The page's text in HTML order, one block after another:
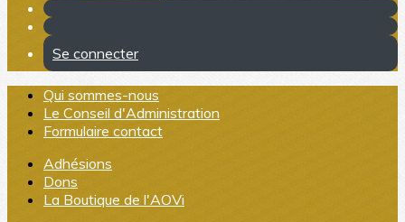
Se connecter
Qui sommes-nous
Le Conseil d'Administration
Formulaire contact
Adhésions
Dons
La Boutique de l'AOVi